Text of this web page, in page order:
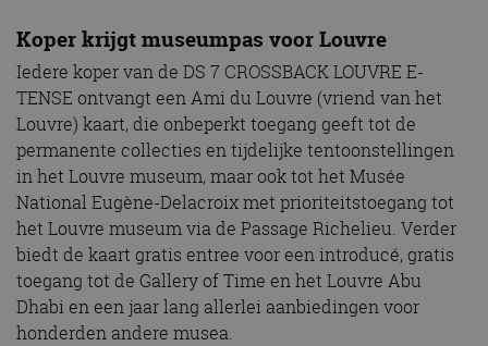
Koper krijgt museumpas voor Louvre
Iedere koper van de DS 7 CROSSBACK LOUVRE E-
TENSE ontvangt een Ami du Louvre (vriend van het
Louvre) kaart, die onbeperkt toegang geeft tot de
permanente collecties en tijdelijke tentoonstellingen
in het Louvre museum, maar ook tot het Musée
National Eugène-Delacroix met prioriteitstoegang tot
het Louvre museum via de Passage Richelieu. Verder
biedt de kaart gratis entree voor een introducé, gratis
toegang tot de Gallery of Time en het Louvre Abu
Dhabi en een jaar lang allerlei aanbiedingen voor
honderden andere musea.